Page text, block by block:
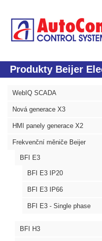
Produkty Beijer
WebIQ SCADA
Nová generace X3
HMI panely generace X2
Frekvenční měniče Beijer
BFI E3
BFI E3 IP20
BFI E3 IP66
BFI E3 - Single phase
BFI H3